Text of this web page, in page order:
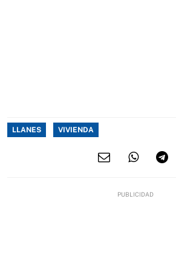
LLANES VIVIENDA